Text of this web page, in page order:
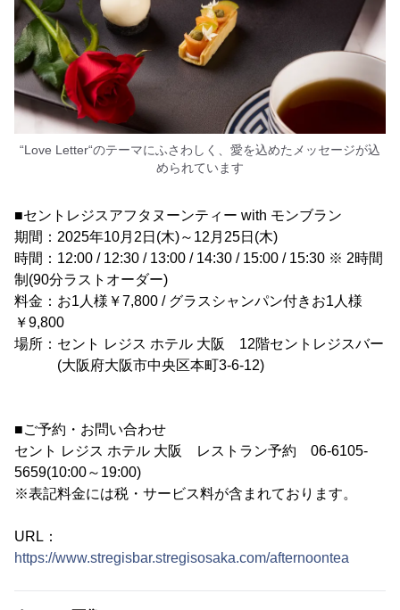
“Love Letter“のテーマにふさわしく、愛を込めたメッセージが込
められています
■セントレジスアフタヌーンティー with モンブラン
期間：2025年10月2日(木)～12月25日(木)
時間：12:00 / 12:30 / 13:00 / 14:30 / 15:00 / 15:30 ※ 2時間
制(90分ラストオーダー)
料金：お1人様￥7,800 / グラスシャンパン付きお1人様
￥9,800
場所：セント レジス ホテル 大阪 12階セントレジスバー
(大阪府大阪市中央区本町3-6-12)
■ご予約・お問い合わせ
セント レジス ホテル 大阪 レストラン予約 06-6105-
5659(10:00～19:00)
※表記料金には税・サービス料が含まれております。
URL：
https://www.stregisbar.stregisosaka.com/afternoontea